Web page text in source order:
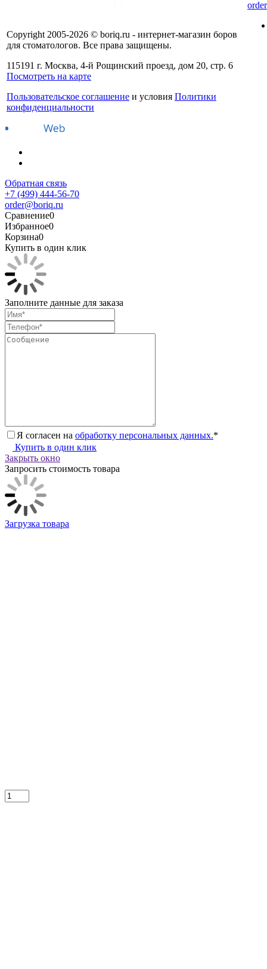
Copyright 2005-2026 © boriq.ru - интернет-магазин боров
для стоматологов. Все права защищены.
115191 г. Москва, 4-й Рощинский проезд, дом 20, стр. 6
Посмотреть на карте
Пользовательское соглашение и условия Политики
конфиденциальности
Обратная связь
+7 (499) 444-56-70
order@boriq.ru
Сравнение0
Избранное0
Корзина0
Купить в один клик
Заполните данные для заказа
Я согласен на обработку персональных данных.*
Купить в один клик
Закрыть окно
Запросить стоимость товара
Загрузка товара